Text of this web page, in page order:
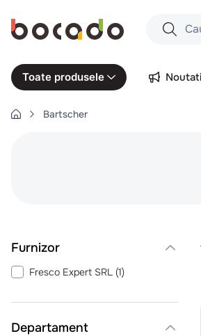
Caută
Căutări
10.
Toate produsele Noutati
Bartscher
Fresco Expert SRL (1)
Departament